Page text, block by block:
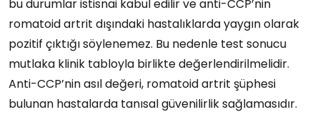
bu durumlar istisnai kabul edilir ve anti-CCP’nin
romatoid artrit dışındaki hastalıklarda yaygın olarak
pozitif çıktığı söylenemez. Bu nedenle test sonucu
mutlaka klinik tabloyla birlikte değerlendirilmelidir.
Anti-CCP’nin asıl değeri, romatoid artrit şüphesi
bulunan hastalarda tanısal güvenilirlik sağlamasıdır.